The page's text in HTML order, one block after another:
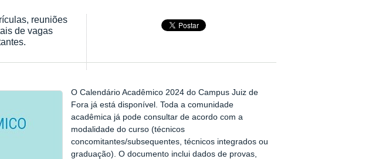
reuniões
de vagas
O Calendário Acadêmico 2024 do Campus Juiz de
Fora já está disponível. Toda a comunidade
acadêmica já pode consultar de acordo com a
modalidade do curso (técnicos
concomitantes/subsequentes, técnicos integrados ou
graduação). O documento inclui dados de provas,